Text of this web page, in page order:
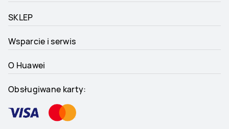
SKLEP
Wsparcie i serwis
O Huawei
Obsługiwane karty: